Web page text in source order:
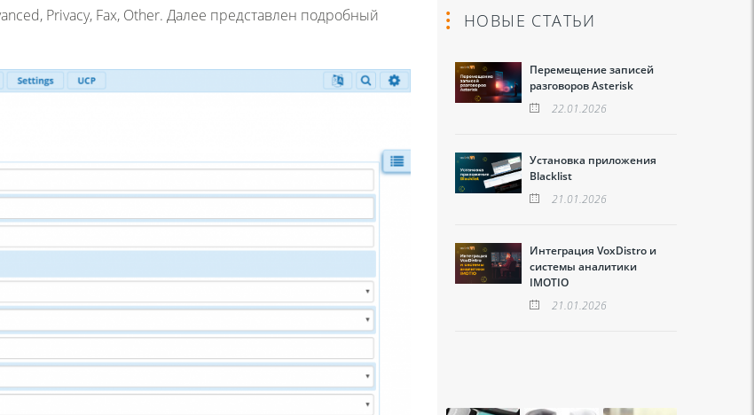
Privacy, Fax, Other. Далее представлен подробный
НОВЫЕ СТАТЬИ
Перемещение записей
разговоров Asterisk
22.01.2026
Установка приложения
Blacklist
21.01.2026
Интеграция VoxDistro и
системы аналитики
IMOTIO
21.01.2026